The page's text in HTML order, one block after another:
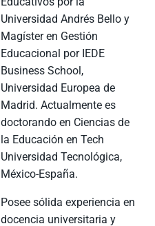
Universidad Andrés Bello y
Magíster en Gestión
Educacional por IEDE
Business School,
Universidad Europea de
Madrid. Actualmente es
doctorando en Ciencias de
la Educación en Tech
Universidad Tecnológica,
México-España.
Posee sólida experiencia en
docencia universitaria y